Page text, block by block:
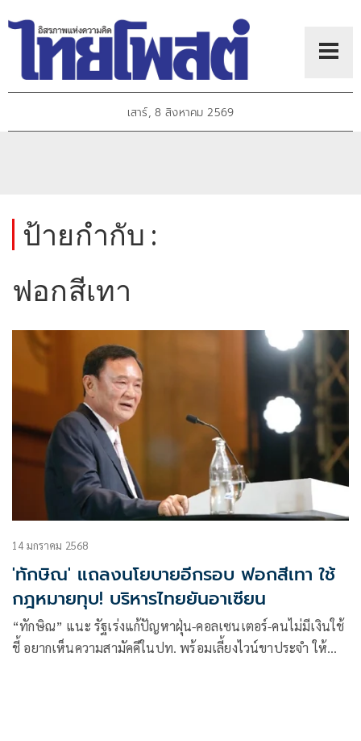
เสาร์, 8 สิงหาคม 2569
ป้ายกำกับ :
ฟอกสีเทา
14 มกราคม 2568
'ทักษิณ' แถลงนโยบายอีกรอบ ฟอกสีเทา ใช้
กฎหมายทุบ! บริหารไทยยันอาเซียน
“ทักษิณ” แนะ รัฐเร่งแก้ปัญหาฝุ่น-คอลเซนเตอร์-คนไม่มีเงินใช้
ชี้ อยากเห็นความสามัคคีในปท. พร้อมเลี้ยงไวน์ขาประจำ ให้